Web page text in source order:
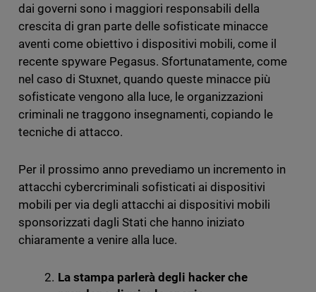
dai governi sono i maggiori responsabili della
crescita di gran parte delle sofisticate minacce
aventi come obiettivo i dispositivi mobili, come il
recente spyware Pegasus. Sfortunatamente, come
nel caso di Stuxnet, quando queste minacce più
sofisticate vengono alla luce, le organizzazioni
criminali ne traggono insegnamenti, copiando le
tecniche di attacco.
Per il prossimo anno prevediamo un incremento in
attacchi cybercriminali sofisticati ai dispositivi
mobili per via degli attacchi ai dispositivi mobili
sponsorizzati dagli Stati che hanno iniziato
chiaramente a venire alla luce.
La stampa parlerà degli hacker che